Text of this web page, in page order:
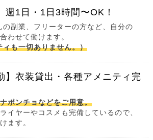
週1日・1日3時間〜OK！
副業、フリーターの方など、自分の
わせて働けます。
ィも一切ありません。）
】衣装貸出・各種アメニティ完
ポンチョなどをご用意。
イヤーやコスメも完備しているので、
ます。